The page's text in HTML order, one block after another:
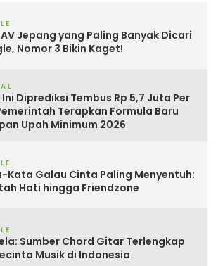
Jepang yang Paling Banyak Dicari
Nomor 3 Bikin Kaget!
Diprediksi Tembus Rp 5,7 Juta Per
Terapkan Formula Baru
Upah Minimum 2026
Kata Galau Cinta Paling Menyentuh:
Hati hingga Friendzone
Sumber Chord Gitar Terlengkap
Musik di Indonesia